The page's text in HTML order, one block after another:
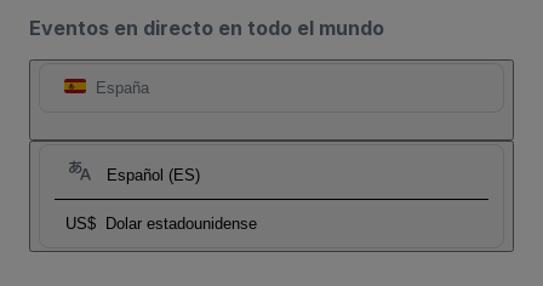
Eventos en directo en todo el mundo
España
Español (ES)
US$ Dolar estadounidense